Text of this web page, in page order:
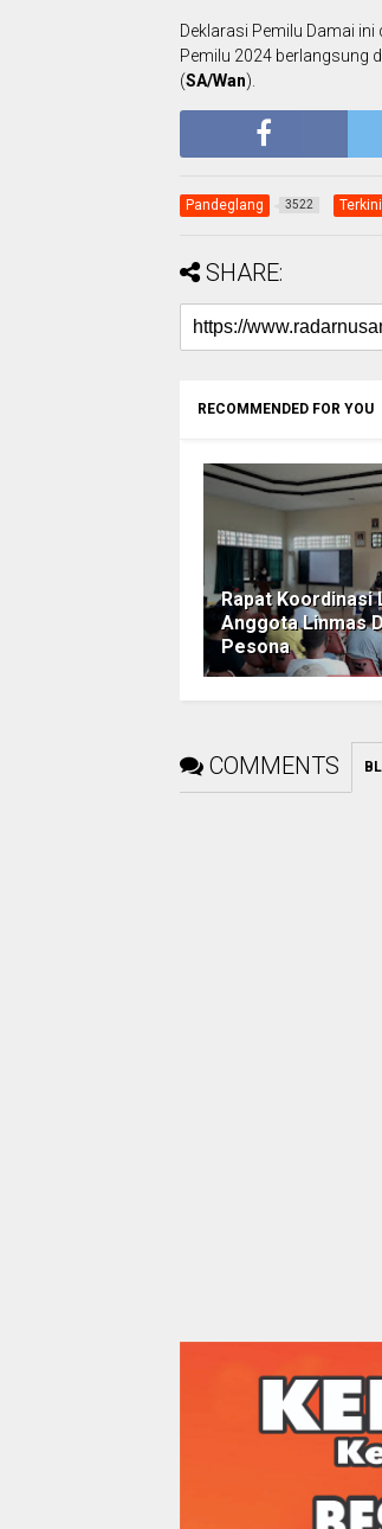
Deklarasi Pemilu Damai
Pemilu 2024 berlangsung
(SA/Wan).
Pandeglang 3522 Terkini
SHARE:
RECOMMENDED FOR YOU
Rapat Koordinasi
Anggota Linmas
Pesona
COMMENTS